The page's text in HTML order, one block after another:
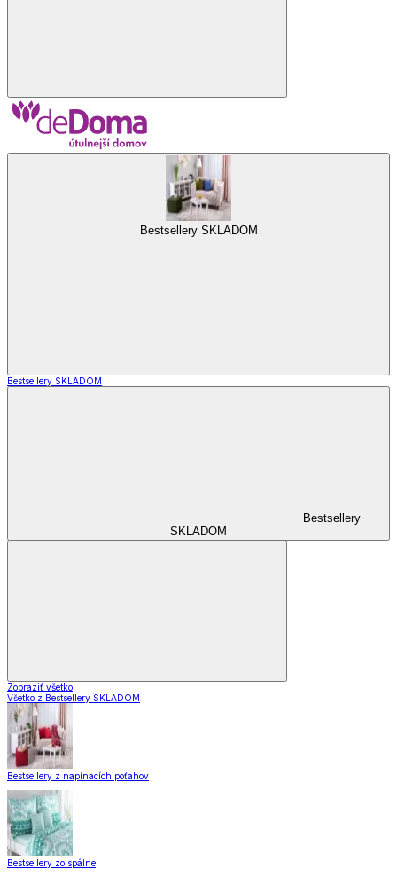
Bestsellery SKLADOM
Bestsellery SKLADOM
Bestsellery
SKLADOM
Zobraziť všetko
Všetko z Bestsellery SKLADOM
Bestsellery z napínacích poťahov
Bestsellery zo spálne